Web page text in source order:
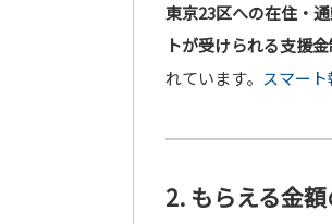
東京23区への在住・
トが受けられる支援
れています。 スマー
2. もらえる金